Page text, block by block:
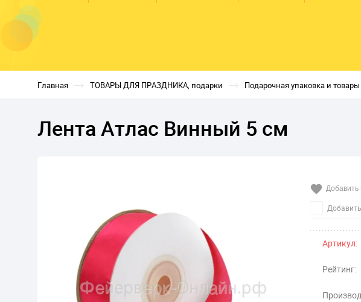
Главная ТОВАРЫ ДЛЯ ПРАЗДНИКА, подарки Подарочная упаковка и
Лента Атлас Винный 5 см
Добавить
Артикул:
Рейтинг: